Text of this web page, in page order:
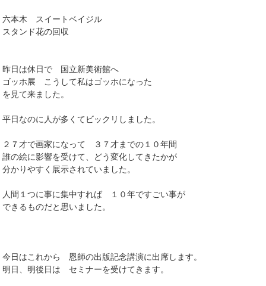
六本木 スイートベイジル
スタンド花の回収
昨日は休日で 国立新美術館へ
ゴッホ展 こうして私はゴッホになった
を見て来ました。
平日なのに人が多くてビックリしました。
２７才で画家になって ３７才までの１０年間
誰の絵に影響を受けて、どう変化してきたかが
分かりやすく展示されていました。
人間１つに事に集中すれば １０年ですごい事が
できるものだと思いました。
今日はこれから 恩師の出版記念講演に出席します。
明日、明後日は セミナーを受けてきます。